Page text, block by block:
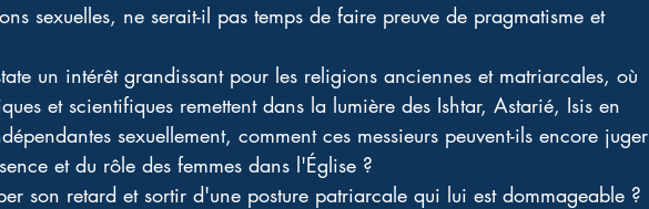
sexuelles, ne serait-il pas temps de faire preuve de pragmatisme et
un intérêt grandissant pour les religions anciennes et matriarcales, où
et scientifiques remettent dans la lumière des Ishtar, Astarié, Isis en
sexuellement, comment ces messieurs peuvent-ils encore juger
et du rôle des femmes dans l'Église ?
son retard et sortir d'une posture patriarcale qui lui est dommageable ?